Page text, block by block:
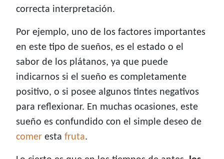
correcta interpretación.
Por ejemplo, uno de los factores importantes
en este tipo de sueños, es el estado o el
sabor de los plátanos, ya que puede
indicarnos si el sueño es completamente
positivo, o si posee algunos tintes negativos
para reflexionar. En muchas ocasiones, este
sueño es confundido con el simple deseo de
comer esta fruta.